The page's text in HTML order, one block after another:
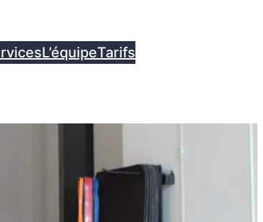
L’équipeTarifs